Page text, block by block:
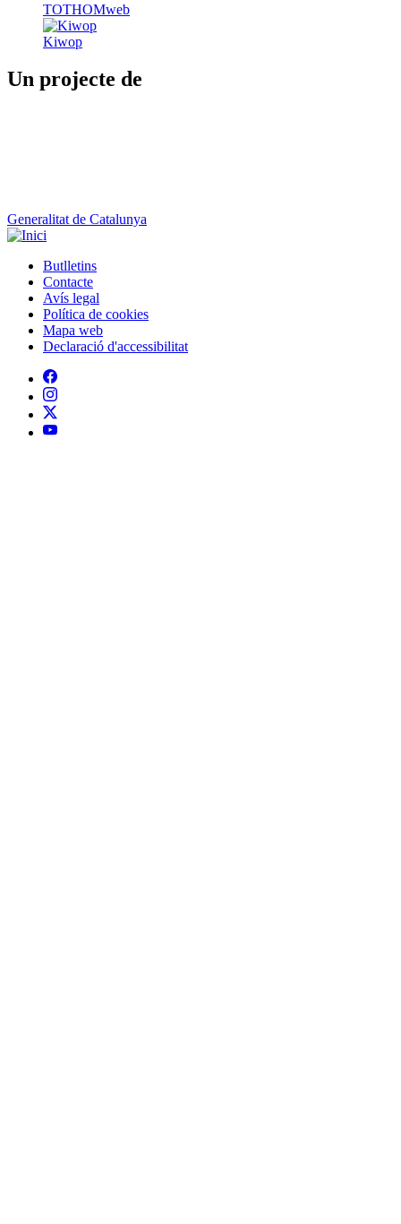
TOTHOMweb
Kiwop
Un projecte de
Generalitat de Catalunya
Peu
Butlletins
Contacte
Avís legal
Política de cookies
Mapa web
Declaració d'accessibilitat